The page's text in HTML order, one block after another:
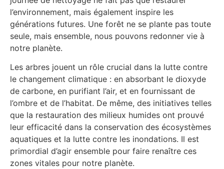
l’environnement, mais également inspire les
générations futures. Une forêt ne se plante pas toute
seule, mais ensemble, nous pouvons redonner vie à
notre planète.
Les arbres jouent un rôle crucial dans la lutte contre
le changement climatique : en absorbant le dioxyde
de carbone, en purifiant l’air, et en fournissant de
l’ombre et de l’habitat. De même, des initiatives telles
que la restauration des milieux humides ont prouvé
leur efficacité dans la conservation des écosystèmes
aquatiques et la lutte contre les inondations. Il est
primordial d’agir ensemble pour faire renaître ces
zones vitales pour notre planète.